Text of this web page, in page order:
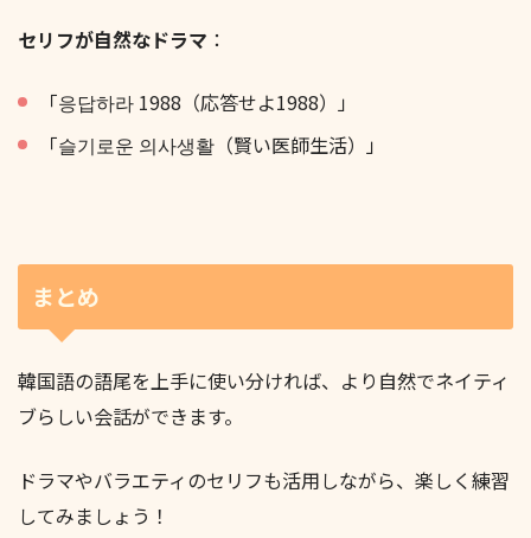
セリフが自然なドラマ ：
「응답하라 1988（応答せよ1988）」
「슬기로운 의사생활（賢い医師生活）」
まとめ
韓国語の語尾を上手に使い分ければ、より自然でネイティ
ブらしい会話ができます。
ドラマやバラエティのセリフも活用しながら、楽しく練習
してみましょう！